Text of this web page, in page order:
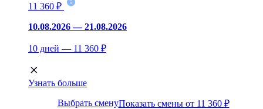
11 360 ₽
10.08.2026 — 21.08.2026
10 дней — 11 360 ₽
Узнать больше
Выбрать сменуПоказать смены от 11 360 ₽